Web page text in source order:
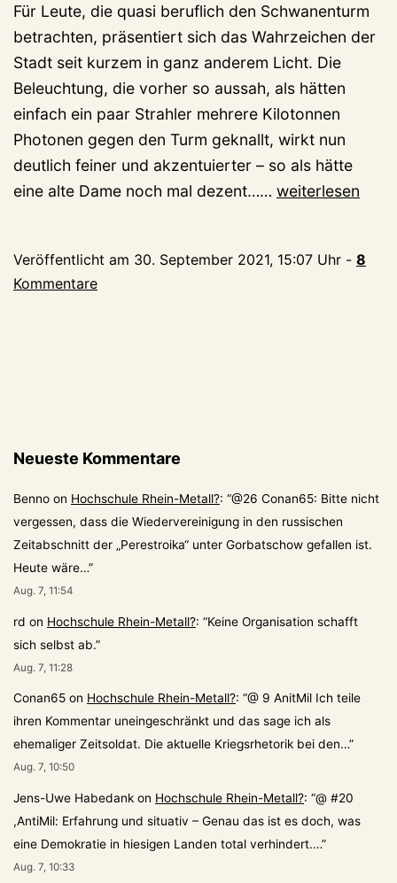
Für Leute, die quasi beruflich den Schwanenturm
betrachten, präsentiert sich das Wahrzeichen der
Stadt seit kurzem in ganz anderem Licht. Die
Beleuchtung, die vorher so aussah, als hätten
einfach ein paar Strahler mehrere Kilotonnen
Photonen gegen den Turm geknallt, wirkt nun
deutlich feiner und akzentuierter – so als hätte
eine alte Dame noch mal dezent…… Schon
Schwanenturm
weiterlesen
Veröffentlicht am 30. September 2021, 15:07 Uhr - 8
Kommentare
Neueste Kommentare
Benno on Hochschule Rhein-Metall?: “@26 Conan65: Bitte nicht
vergessen, dass die Wiedervereinigung in den russischen
Zeitabschnitt der „Perestroika“ unter Gorbatschow gefallen ist.
Heute wäre…”
Aug. 7, 11:54
rd on Hochschule Rhein-Metall?: “Keine Organisation schafft
sich selbst ab.”
Aug. 7, 11:28
Conan65 on Hochschule Rhein-Metall?: “@ 9 AnitMil Ich teile
ihren Kommentar uneingeschränkt und das sage ich als
ehemaliger Zeitsoldat. Die aktuelle Kriegsrhetorik bei den…”
Aug. 7, 10:50
Jens-Uwe Habedank on Hochschule Rhein-Metall?: “@ #20
,AntiMil: Erfahrung und situativ – Genau das ist es doch, was
eine Demokratie in hiesigen Landen total verhindert.…”
Aug. 7, 10:33